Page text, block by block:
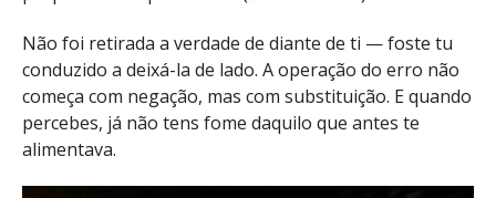
Não foi retirada a verdade de diante de ti — foste tu
conduzido a deixá-la de lado. A operação do erro não
começa com negação, mas com substituição. E quando
percebes, já não tens fome daquilo que antes te
alimentava.